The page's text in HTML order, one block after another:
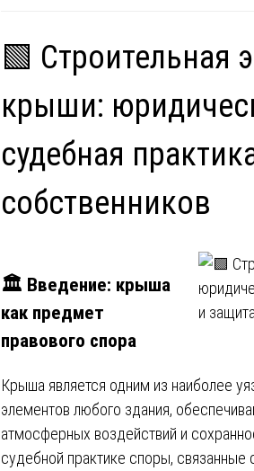
🟩 Строительная
крыши:
судебная
собственников
🏛️ Введение: крыша
как предмет
правового спора
Крыша является одним из наиболее
элементов любого здания,
атмосферных воздействий и
судебной практике споры, связанные